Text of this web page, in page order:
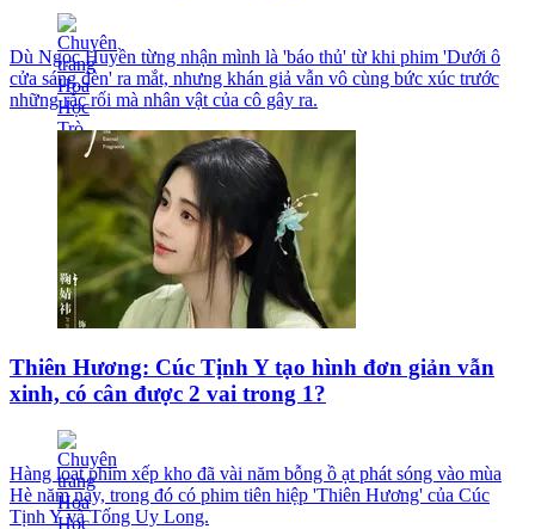
Dù Ngọc Huyền từng nhận mình là 'báo thủ' từ khi phim 'Dưới ô
cửa sáng đèn' ra mắt, nhưng khán giả vẫn vô cùng bức xúc trước
những rắc rối mà nhân vật của cô gây ra.
Thiên Hương: Cúc Tịnh Y tạo hình đơn giản vẫn
xinh, có cân được 2 vai trong 1?
Hàng loạt phim xếp kho đã vài năm bỗng ồ ạt phát sóng vào mùa
Hè năm nay, trong đó có phim tiên hiệp 'Thiên Hương' của Cúc
Tịnh Y và Tống Uy Long.